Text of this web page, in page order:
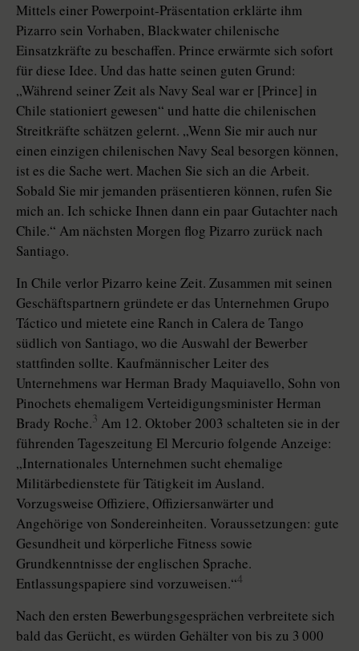
Mittels einer Powerpoint-Präsentation erklärte ihm
Pizarro sein Vorhaben, Blackwater chilenische
Einsatzkräfte zu beschaffen. Prince erwärmte sich sofort
für diese Idee. Und das hatte seinen guten Grund:
„Während seiner Zeit als Navy Seal war er [Prince] in
Chile stationiert gewesen“ und hatte die chilenischen
Streitkräfte schätzen gelernt. „Wenn Sie mir auch nur
einen einzigen chilenischen Navy Seal besorgen können,
ist es die Sache wert. Machen Sie sich an die Arbeit.
Sobald Sie mir jemanden präsentieren können, rufen Sie
mich an. Ich schicke Ihnen dann ein paar Gutachter nach
Chile.“ Am nächsten Morgen flog Pizarro zurück nach
Santiago.
In Chile verlor Pizarro keine Zeit. Zusammen mit seinen
Geschäftspartnern gründete er das Unternehmen Grupo
Táctico und mietete eine Ranch in Calera de Tango
südlich von Santiago, wo die Auswahl der Bewerber
stattfinden sollte. Kaufmännischer Leiter des
Unternehmens war Herman Brady Maquiavello, Sohn von
Pinochets ehemaligem Verteidigungsminister Herman
Brady Roche.3 Am 12. Oktober 2003 schalteten sie in der
führenden Tageszeitung El Mercurio folgende Anzeige:
„Internationales Unternehmen sucht ehemalige
Militärbedienstete für Tätigkeit im Ausland.
Vorzugsweise Offiziere, Offiziersanwärter und
Angehörige von Sondereinheiten. Voraussetzungen: gute
Gesundheit und körperliche Fitness sowie
Grundkenntnisse der englischen Sprache.
Entlassungspapiere sind vorzuweisen.“4
Nach den ersten Bewerbungsgesprächen verbreitete sich
bald das Gerücht, es würden Gehälter von bis zu 3 000